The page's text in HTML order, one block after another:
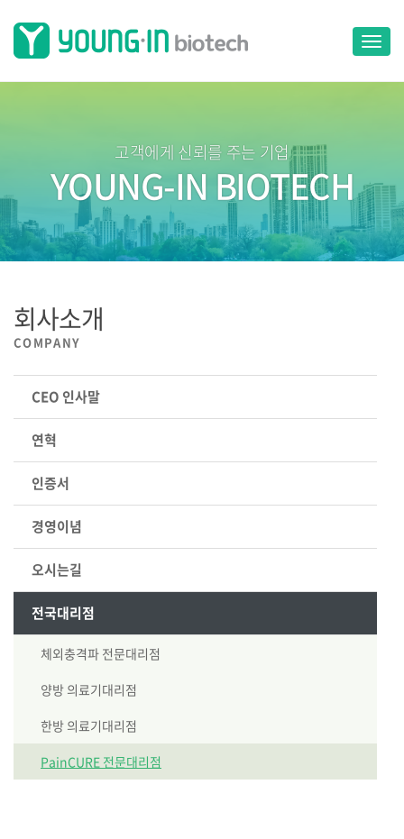
T
o
g
v
i
g
a
t
고객에게 신뢰를 주는 기업
YOUNG-IN BIOTECH
회사소개
COMPANY
CEO 인사말
연혁
인증서
경영이념
오시는길
전국대리점
체외충격파 전문대리점
양방 의료기대리점
한방 의료기대리점
PainCURE 전문대리점